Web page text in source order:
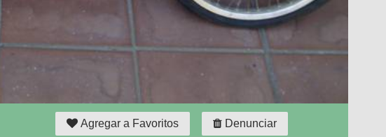
Agregar a Favoritos Denunciar